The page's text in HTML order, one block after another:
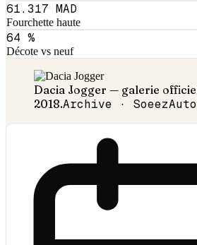
61.317 MAD
Fourchette haute
64 %
Décote vs neuf
Dacia Jogger — galerie
2018.Archive · SoeezAuto